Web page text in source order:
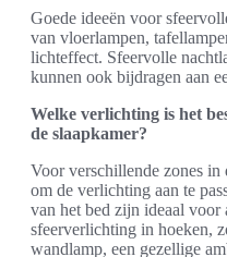
Goede ideeën voor
van vloerlampen,
lichteffect. Sfeervolle
kunnen ook bijdragen aan
Welke verlichting is het
de slaapkamer?
Voor verschillende zones in
om de verlichting aan te
van het bed zijn ideaal
sfeerverlichting in hoeken,
wandlamp, een gezellige